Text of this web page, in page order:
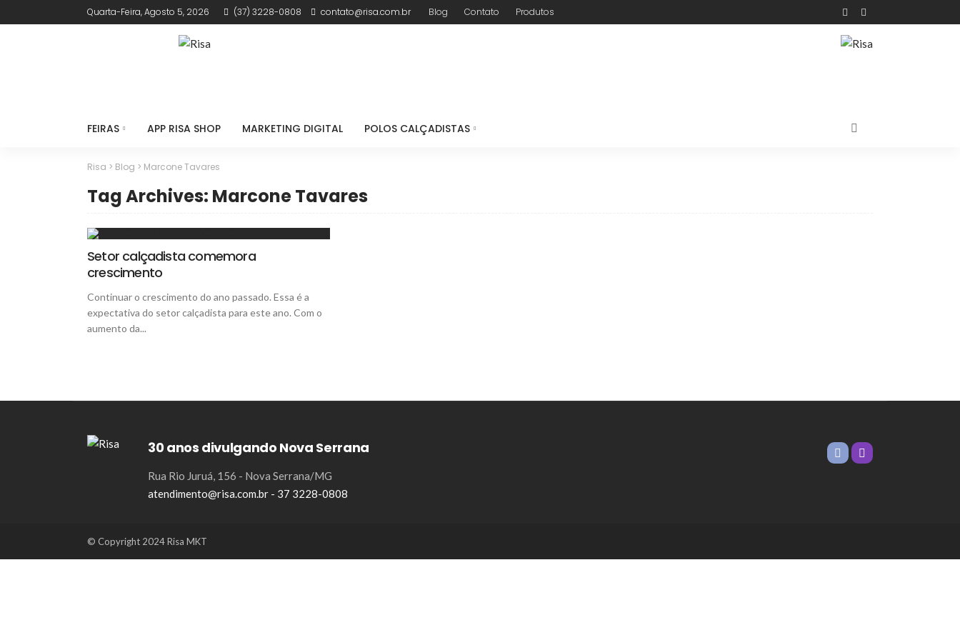
Quarta-Feira, Agosto 5, 2026 (37) 3228-0808 contato@risa.com.br Blog Contato Produtos
FEIRAS APP RISA SHOP MARKETING DIGITAL POLOS CALÇADISTAS
Risa > Blog > Marcone Tavares
Tag Archives: Marcone Tavares
Setor calçadista comemora
crescimento
Continuar o crescimento do ano passado. Essa é a
expectativa do setor calçadista para este ano. Com o
aumento da...
30 anos divulgando Nova Serrana
Rua Rio Juruá, 156 - Nova Serrana/MG
atendimento@risa.com.br - 37 3228-0808
© Copyright 2024 Risa MKT